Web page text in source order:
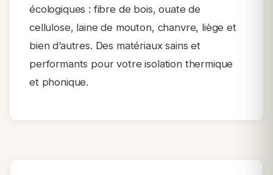
écologiques : fibre de bois, ouate de
cellulose, laine de mouton, chanvre, liège et
bien d’autres. Des matériaux sains et
performants pour votre isolation thermique
et phonique.